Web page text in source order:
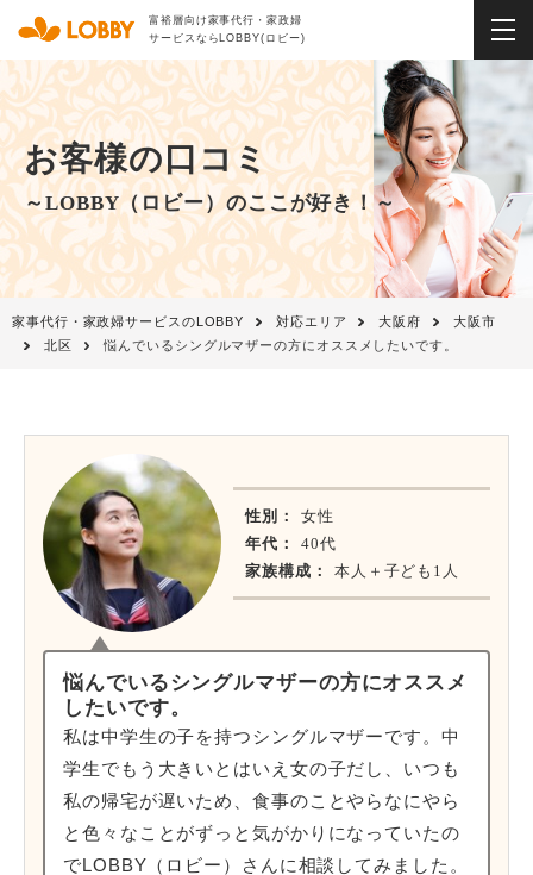
富裕層向け家事代行・家政婦
サービスならLOBBY(ロビー)
お客様の口コミ
～LOBBY（ロビー）のここが好き！～
家事代行・家政婦サービスのLOBBY 対応エリア 大阪府
大阪市
北区
悩んでいるシングルマザーの方にオススメしたいです。
性別：
女性
年代：
40代
家族構成：
本人＋子ども1人
悩んでいるシングルマザーの方にオススメ
したいです。
私は中学生の子を持つシングルマザーです。中
学生でもう大きいとはいえ女の子だし、いつも
私の帰宅が遅いため、食事のことやらなにやら
と色々なことがずっと気がかりになっていたの
でLOBBY（ロビー）さんに相談してみました。